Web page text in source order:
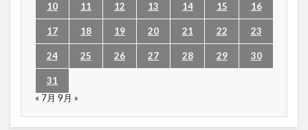
10 11 12 13 14 15 16
17 18 19 20 21 22 23
24 25 26 27 28 29 30
31
« 7月 9月 »